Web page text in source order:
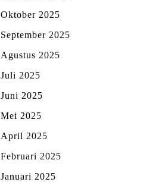
Oktober 2025
September 2025
Agustus 2025
Juli 2025
Juni 2025
Mei 2025
April 2025
Februari 2025
Januari 2025